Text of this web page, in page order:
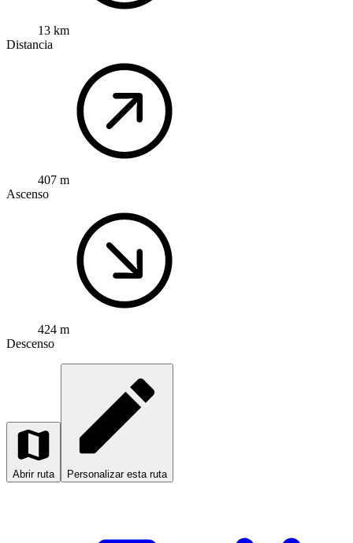
13 km
Distancia
407 m
Ascenso
424 m
Descenso
Abrir ruta Personalizar esta ruta